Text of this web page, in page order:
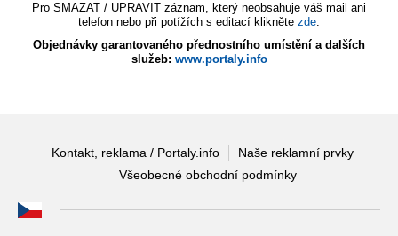
Pro SMAZAT / UPRAVIT záznam, který neobsahuje váš mail ani
telefon nebo při potížích s editací klikněte zde.
Objednávky garantovaného přednostního umístění a dalších
služeb: www.portaly.info
Kontakt, reklama / Portaly.info
Naše reklamní prvky
Všeobecné obchodní podmínky